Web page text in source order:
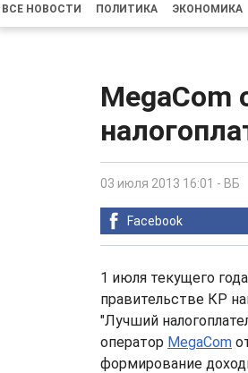
ВСЕ НОВОСТИ ПОЛИТИКА ЭКОНОМИКА
MegaCom
03 июля 2013 16:01 - ВБ
Facebook
1 июля текущего
правительстве КР
"Лучший
оператор MegaCom
формирование